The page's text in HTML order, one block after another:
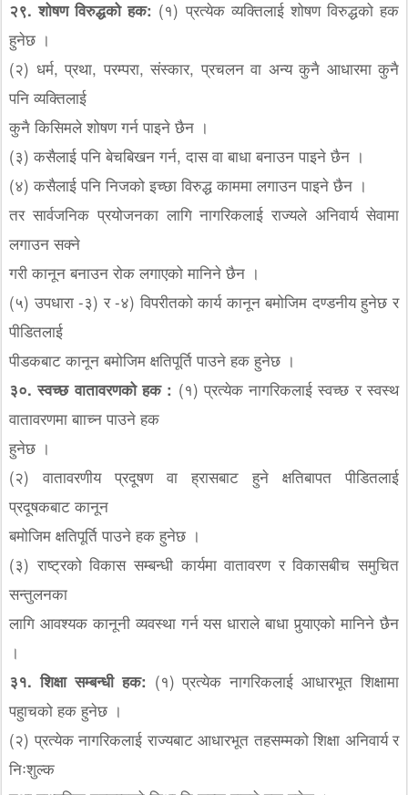
२९. शोषण विरुद्धको हक: (१) प्रत्येक व्यक्तिलाई शोषण विरुद्धको हक
हुनेछ ।
(२) धर्म, प्रथा, परम्परा, संस्कार, प्रचलन वा अन्य कुनै आधारमा कुनै
पनि व्यक्तिलाई
कुनै किसिमले शोषण गर्न पाइने छैन ।
(३) कसैलाई पनि बेचबिखन गर्न, दास वा बाधा बनाउन पाइने छैन ।
(४) कसैलाई पनि निजको इच्छा विरुद्ध काममा लगाउन पाइने छैन ।
तर सार्वजनिक प्रयोजनका लागि नागरिकलाई राज्यले अनिवार्य सेवामा
लगाउन सक्ने
गरी कानून बनाउन रोक लगाएको मानिने छैन ।
(५) उपधारा -३) र -४) विपरीतको कार्य कानून बमोजिम दण्डनीय हुनेछ र
पीडितलाई
पीडकबाट कानून बमोजिम क्षतिपूर्ति पाउने हक हुनेछ ।
३०. स्वच्छ वातावरणको हक : (१) प्रत्येक नागरिकलाई स्वच्छ र स्वस्थ
वातावरणमा बााच्न पाउने हक
हुनेछ ।
(२) वातावरणीय प्रदूषण वा ह्रासबाट हुने क्षतिबापत पीडितलाई
प्रदूषकबाट कानून
बमोजिम क्षतिपूर्ति पाउने हक हुनेछ ।
(३) राष्ट्रको विकास सम्बन्धी कार्यमा वातावरण र विकासबीच समुचित
सन्तुलनका
लागि आवश्यक कानूनी व्यवस्था गर्न यस धाराले बाधा पुर्‍याएको मानिने छैन
।
३१. शिक्षा सम्बन्धी हक: (१) प्रत्येक नागरिकलाई आधारभूत शिक्षामा
पहुाचको हक हुनेछ ।
(२) प्रत्येक नागरिकलाई राज्यबाट आधारभूत तहसम्मको शिक्षा अनिवार्य र
निःशुल्क